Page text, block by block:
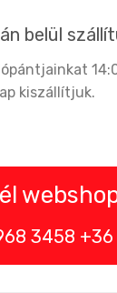
belül
kiszállítjuk.
3458